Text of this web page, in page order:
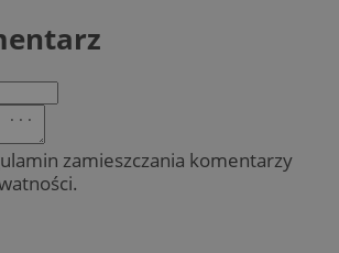
zamieszczania komentarzy